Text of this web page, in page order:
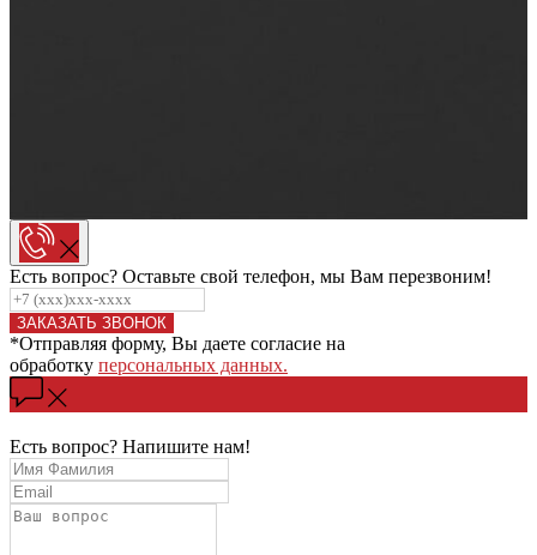
Есть вопрос? Оставьте свой телефон, мы Вам перезвоним!
ЗАКАЗАТЬ ЗВОНОК
*Отправляя форму, Вы даете согласие на
обработку персональных данных.
Есть вопрос? Напишите нам!